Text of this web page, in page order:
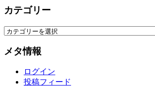
カテゴリー
カ
ゴ
メタ情報
ログイン
投稿フィード